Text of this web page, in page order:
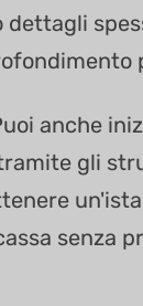
dettagli
anche
gli
senza